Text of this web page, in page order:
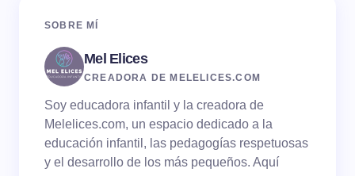
SOBRE MÍ
Mel Elices
CREADORA DE MELELICES.COM
Soy educadora infantil y la creadora de
Melelices.com, un espacio dedicado a la
educación infantil, las pedagogías respetuosas
y el desarrollo de los más pequeños. Aquí